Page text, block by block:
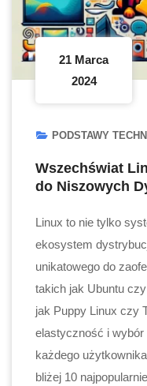
21 Marca
2024
PODSTAWY
Wszechświat
do Niszowych
Linux to nie tylko
ekosystem
unikatowego do
takich jak Ubuntu
jak Puppy Linux czy
elastyczność i
każdego
bliżej 10